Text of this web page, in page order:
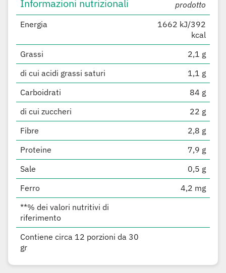
Informazioni nutrizionali
prodotto
Energia
1662 kJ/392
kcal
Grassi
2,1 g
di cui acidi grassi saturi
1,1 g
Carboidrati
84 g
di cui zuccheri
22 g
Fibre
2,8 g
Proteine
7,9 g
Sale
0,5 g
Ferro
4,2 mg
**% dei valori nutritivi di
riferimento
Contiene circa 12 porzioni da 30
gr